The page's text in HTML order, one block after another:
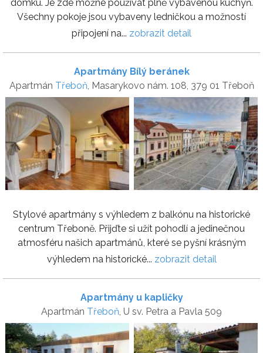
domku. Je zde možné používat plně vybavenou kuchyň.
Všechny pokoje jsou vybaveny ledničkou a možností
připojení na... zobrazit detail
Apartmány Bílý beránek
Apartmán Třeboň, Masarykovo nám. 108, 379 01 Třeboň
Stylové apartmány s výhledem z balkónu na historické
centrum Třeboně. Přijďte si užít pohodlí a jedinečnou
atmosféru našich apartmánů, které se pyšní krásným
výhledem na historické... zobrazit detail
Apartmány u kapličky
Apartmán Třeboň, U sv. Petra a Pavla 509